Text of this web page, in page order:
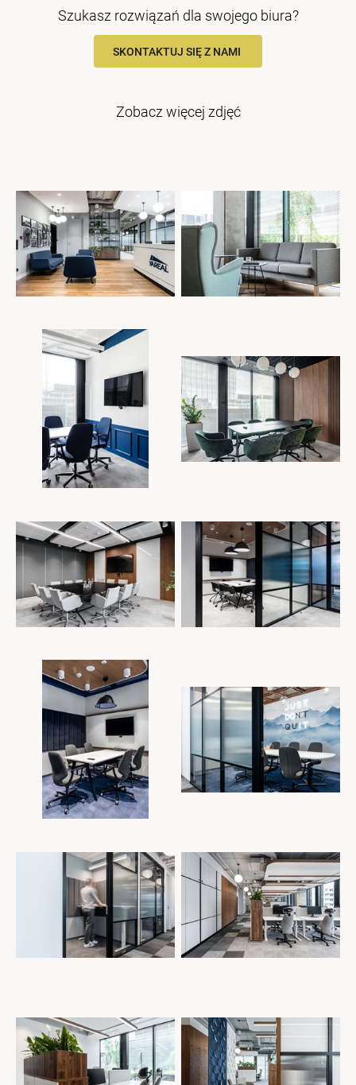
Szukasz rozwiązań dla swojego biura?
SKONTAKTUJ SIĘ Z NAMI
Zobacz więcej zdjęć